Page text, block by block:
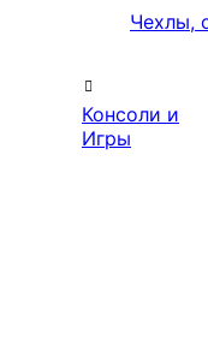
Чехлы,
Консоли и
Игры